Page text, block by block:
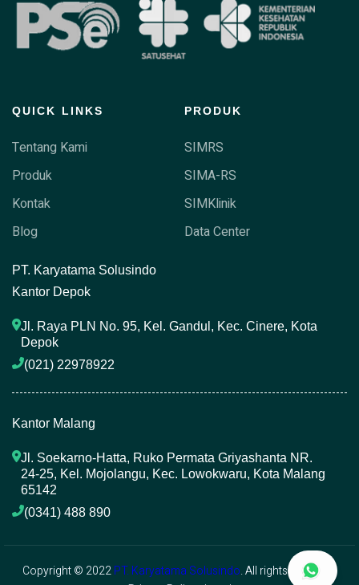
QUICK LINKS
Tentang Kami
Produk
Kontak
Blog
PRODUK
SIMRS
SIMA-RS
SIMKlinik
Data Center
PT. Karyatama Solusindo
Kantor Depok
Jl. Raya PLN No. 95, Kel. Gandul, Kec. Cinere, Kota
Depok
(021) 22978922
Kantor Malang
Jl. Soekarno-Hatta, Ruko Permata Griyashanta NR.
24-25, Kel. Mojolangu, Kec. Lowokwaru, Kota Malang
65142
(0341) 488 890
Copyright © 2022PT. Karyatama Solusindo. All rights reserved.